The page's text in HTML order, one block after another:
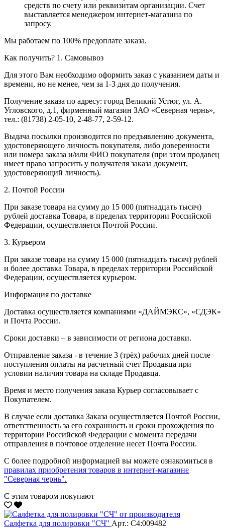
средств по счету или реквизитам организации. Счет
выставляется менеджером интернет-магазина по
запросу.
Мы работаем по 100% предоплате заказа.
Как получить? 1. Самовывоз
Для этого Вам необходимо оформить заказ с указанием даты и
времени, но не менее, чем за 1-3 дня до получения.
Получение заказа по адресу: город Великий Устюг, ул. А.
Угловского, д.1, фирменный магазин ЗАО «Северная чернь»,
тел.: (81738) 2-05-10, 2-48-77, 2-59-12.
Выдача посылки производится по предъявлению документа,
удостоверяющего личность покупателя, либо доверенности
или номера заказа и/или ФИО покупателя (при этом продавец
имеет право запросить у получателя заказа документ,
удостоверяющий личность).
2. Почтой России
При заказе товара на сумму до 15 000 (пятнадцать тысяч)
рублей доставка Товара, в пределах территории Российской
Федерации, осуществляется Почтой России.
3. Курьером
При заказе товара на сумму 15 000 (пятнадцать тысяч) рублей
и более доставка Товара, в пределах территории Российской
Федерации, осуществляется курьером.
Информация по доставке
Доставка осуществляется компаниями «ДАЙМЭКС», «СДЭК»
и Почта России.
Сроки доставки – в зависимости от региона доставки.
Отправление заказа - в течение 3 (трёх) рабочих дней после
поступления оплаты на расчетный счет Продавца при
условии наличия товара на складе Продавца.
Время и место получения заказа Курьер согласовывает с
Покупателем.
В случае если доставка Заказа осуществляется Почтой России,
ответственность за его сохранность и сроки прохождения по
территории Российской Федерации с момента передачи
отправления в почтовое отделение несет Почта России.
С более подробной информацией вы можете ознакомиться в
правилах приобретения товаров в интернет-магазине
"Северная чернь".
С этим товаром покупают
Салфетка для полировки "CЧ" Арт.: С4:009482